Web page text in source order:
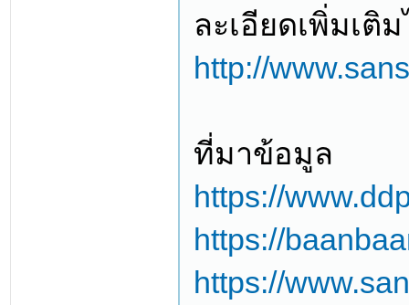
ละเอียดเพิ่มเติ
http://
ที่มาข้อมูล
https://
https://
https://